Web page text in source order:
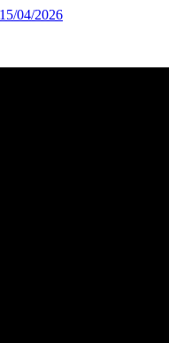
04/2026